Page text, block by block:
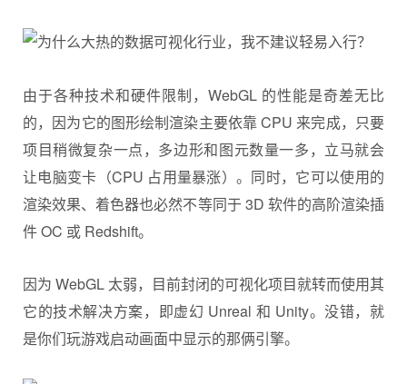
由于各种技术和硬件限制，WebGL 的性能是奇差无比
的，因为它的图形绘制渲染主要依靠 CPU 来完成，只要
项目稍微复杂一点，多边形和图元数量一多，立马就会
让电脑变卡（CPU 占用量暴涨）。同时，它可以使用的
渲染效果、着色器也必然不等同于 3D 软件的高阶渲染插
件 OC 或 Redshift。
因为 WebGL 太弱，目前封闭的可视化项目就转而使用其
它的技术解决方案，即虚幻 Unreal 和 Unity。没错，就
是你们玩游戏启动画面中显示的那俩引擎。